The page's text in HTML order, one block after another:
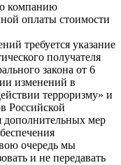
компанию
оплаты стоимости
требуется указание
получателя
закона от 6
изменений в
терроризму» и
Российской
дополнительных мер
очередь мы
и не передавать